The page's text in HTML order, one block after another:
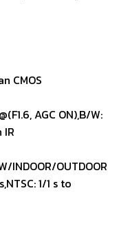
CMOS
AGC ON),B/W:
IR
INDOOR/OUTDOOR
1/1 s to